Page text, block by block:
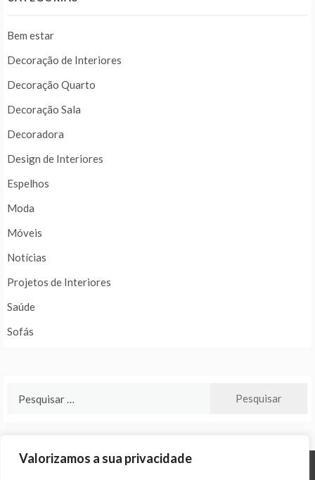
Valorizamos a sua privacidade
Bem estar
Decoração de Interiores
Decoração Quarto
Decoração Sala
Decoradora
Design de Interiores
Espelhos
Moda
Móveis
Notícias
Projetos de Interiores
Saúde
Sofás